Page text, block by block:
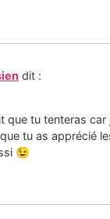
dit :
que tu tenteras car
tu as apprécié
😉